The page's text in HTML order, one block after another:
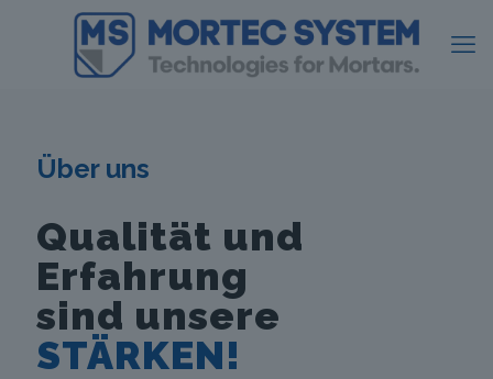
Über uns
Qualität und
Erfahrung
sind unsere
STÄRKEN!